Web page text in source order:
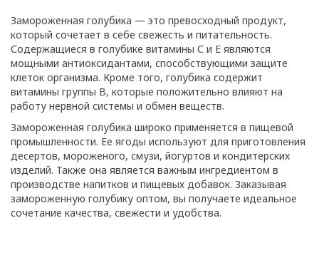
Замороженная голубика — это превосходный продукт,
который сочетает в себе свежесть и питательность.
Содержащиеся в голубике витамины С и Е являются
мощными антиоксидантами, способствующими защите
клеток организма. Кроме того, голубика содержит
витамины группы В, которые положительно влияют на
работу нервной системы и обмен веществ.
Замороженная голубика широко применяется в пищевой
промышленности. Ее ягоды используют для приготовления
десертов, мороженого, смузи, йогуртов и кондитерских
изделий. Также она является важным ингредиентом в
производстве напитков и пищевых добавок. Заказывая
замороженную голубику оптом, вы получаете идеальное
сочетание качества, свежести и удобства.